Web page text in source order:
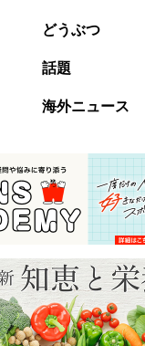
どうぶつ
話題
海外ニュース